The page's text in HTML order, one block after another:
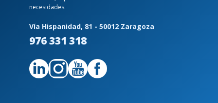
productonecesidades.
Vía Hispanidad, 81 - 50012 Zaragoza
976 331 318